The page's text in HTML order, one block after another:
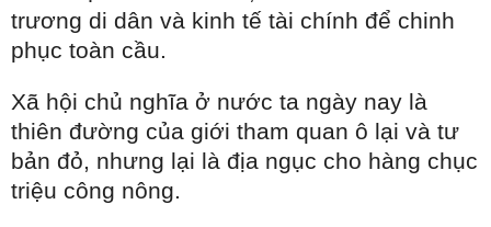
trương di dân và kinh tế tài chính để chinh
phục toàn cầu.
Xã hội chủ nghĩa ở nước ta ngày nay là
thiên đường của giới tham quan ô lại và tư
bản đỏ, nhưng lại là địa ngục cho hàng chục
triệu công nông.